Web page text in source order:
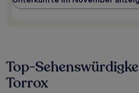
Top-
Torrox